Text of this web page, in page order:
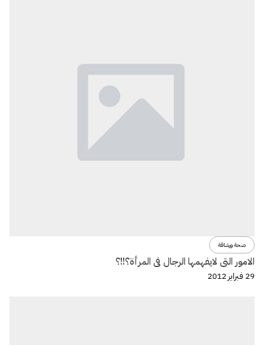
صحة ورشاقة
الامور التى لايفهمها الرجال فى المرأة؟!!؟
29 فبراير 2012